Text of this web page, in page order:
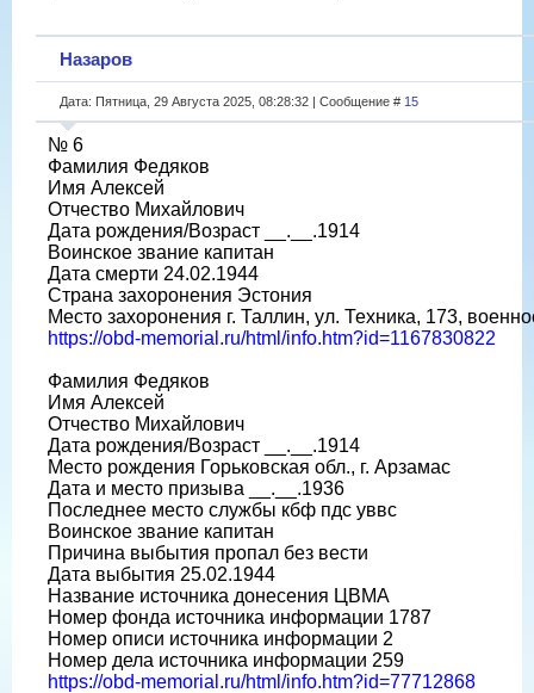
Назаров
Дата: Пятница, 29 Августа 2025, 08:28:32 | Сообщение # 15
№ 6
Фамилия Федяков
Имя Алексей
Отчество Михайлович
Дата рождения/Возраст __.__.1914
Воинское звание капитан
Дата смерти 24.02.1944
Страна захоронения Эстония
Место захоронения г. Таллин, ул. Техника, 173,
https://obd-memorial.ru/html/info.htm?id=1167830822
Фамилия Федяков
Имя Алексей
Отчество Михайлович
Дата рождения/Возраст __.__.1914
Место рождения Горьковская обл., г. Арзамас
Дата и место призыва __.__.1936
Последнее место службы кбф пдс уввс
Воинское звание капитан
Причина выбытия пропал без вести
Дата выбытия 25.02.1944
Название источника донесения ЦВМА
Номер фонда источника информации 1787
Номер описи источника информации 2
Номер дела источника информации 259
https://obd-memorial.ru/html/info.htm?id=77712868